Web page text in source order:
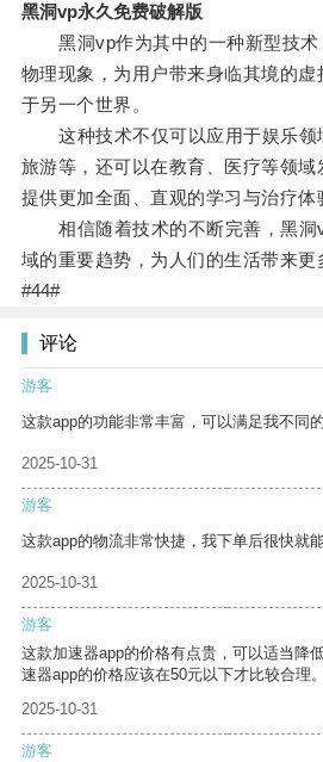
黑洞vp永久免费破解版
黑洞vp作为其中的一种新型技术
物理现象，为用户带来身临其境的
于另一个世界。
这种技术不仅可以应用于娱乐领
旅游等，还可以在教育、医疗等领
提供更加全面、直观的学习与治疗体
相信随着技术的不断完善，黑洞
域的重要趋势，为人们的生活带来更
#44#
评论
游客
这款app的功能非常丰富，可以满足我不同的
2025-10-31
游客
这款app的物流非常快捷，我下单后很快就能
2025-10-31
游客
这款加速器app的价格有点贵，可以适当降
速器app的价格应该在50元以下才比较合理。
2025-10-31
游客